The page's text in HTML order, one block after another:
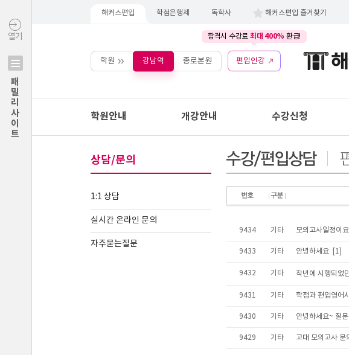
열기
패밀리사이트
해커스편입 학점은행제 독학사 해커스편입 즐겨찾기
합격시 수강료 최대 400% 환급!
학원 강남역 종로본원 편입인강
학원안내 개강안내 수강신청
상담/문의
1:1 상담
실시간 온라인 문의
자주묻는질문